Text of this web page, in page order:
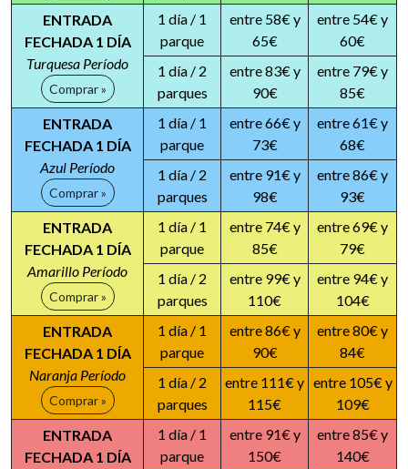
ENTRADA
FECHADA 1 DÍA
Turquesa Período
Comprar »
1 día / 1
parque
entre 58€ y
65€
entre 54€ y
60€
1 día / 2
parques
entre 83€ y
90€
entre 79€ y
85€
ENTRADA
FECHADA 1 DÍA
Azul Período
Comprar »
1 día / 1
parque
entre 66€ y
73€
entre 61€ y
68€
1 día / 2
parques
entre 91€ y
98€
entre 86€ y
93€
ENTRADA
FECHADA 1 DÍA
Amarillo Período
Comprar »
1 día / 1
parque
entre 74€ y
85€
entre 69€ y
79€
1 día / 2
parques
entre 99€ y
110€
entre 94€ y
104€
ENTRADA
FECHADA 1 DÍA
Naranja Período
Comprar »
1 día / 1
parque
entre 86€ y
90€
entre 80€ y
84€
1 día / 2
parques
entre 111€ y
115€
entre 105€ y
109€
ENTRADA
FECHADA 1 DÍA
1 día / 1
parque
entre 91€ y
150€
entre 85€ y
140€